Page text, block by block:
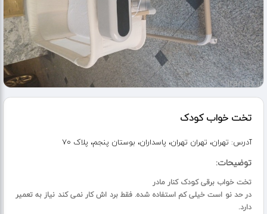
تخت خواب کودک
آدرس: تهران، تهران تهران، پاسداران، بوستان پنجم، پلاک ۷۰
توضیحات:
تخت خواب برقی کودک کنار مادر
در حد نو است خیلی کم استفاده شده. فقط برد اش کار نمی کند نیاز به تعمیر
دارد.